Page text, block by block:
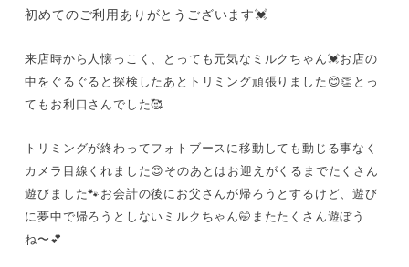
初めてのご利用ありがとうございます💓
来店時から人懐っこく、とっても元気なミルクちゃん💓お店の
中をぐるぐると探検したあとトリミング頑張りました😊👏とっ
てもお利口さんでした🥰
トリミングが終わってフォトブースに移動しても動じる事なく
カメラ目線くれました😍そのあとはお迎えがくるまでたくさん
遊びました🐾お会計の後にお父さんが帰ろうとするけど、遊び
に夢中で帰ろうとしないミルクちゃん🤭またたくさん遊ぼう
ね〜💕